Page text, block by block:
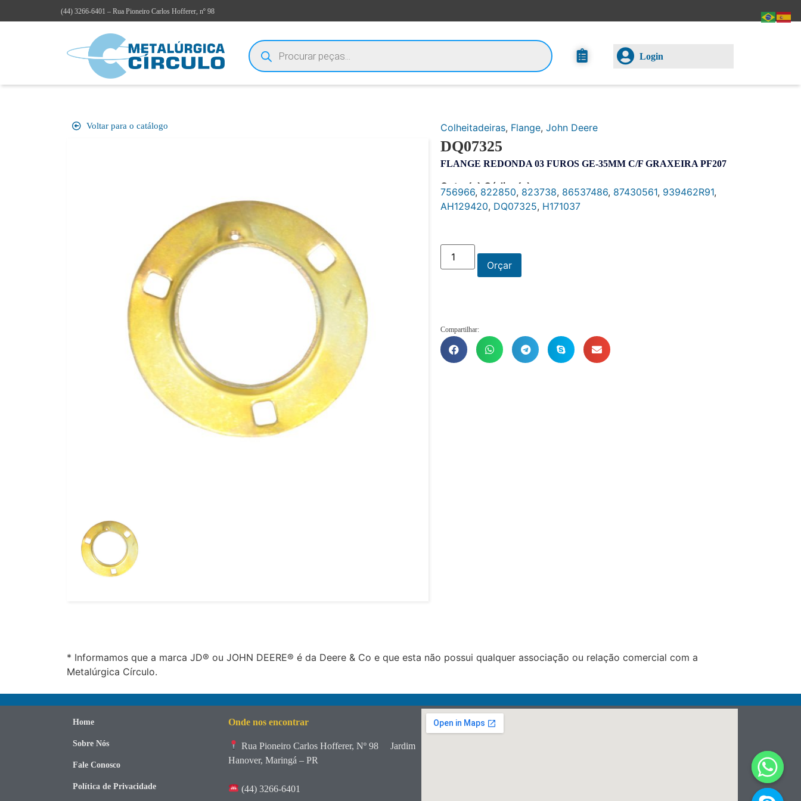
(44) 3266-6401 – Rua Pioneiro Carlos Hofferer, nº 98
Login
Voltar para o catálogo Colheitadeiras, Flange, John Deere
DQ07325
FLANGE REDONDA 03 FUROS GE-35MM C/F GRAXEIRA PF207
Outro(s) Código(s):
756966, 822850, 823738, 86537486, 87430561, 939462R91,
AH129420, DQ07325, H171037
Orçar
Compartilhar:
* Informamos que a marca JD® ou JOHN DEERE® é da Deere & Co e que esta não possui qualquer associação ou relação comercial com a
Metalúrgica Círculo.
Home
Sobre Nós
Fale Conosco
Política de Privacidade
Onde nos encontrar
Rua Pioneiro Carlos Hofferer, Nº 98
Jardim
Hanover, Maringá – PR
(44) 3266-6401